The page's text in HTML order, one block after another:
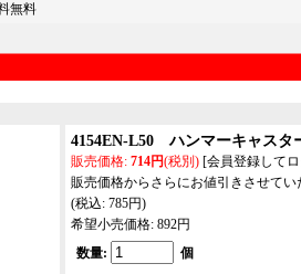
無料
4154EN-L50 ハンマーキャスタ
販売価格: 714円(税別) [会員登録して
販売価格からさらにお値引きさせてい
(税込: 785円)
希望小売価格: 892円
数量:
個